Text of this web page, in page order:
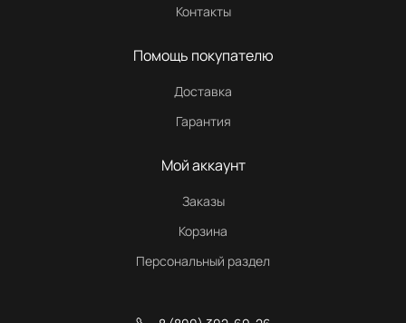
Контакты
Помощь покупателю
Доставка
Гарантия
Мой аккаунт
Заказы
Корзина
Персональный раздел